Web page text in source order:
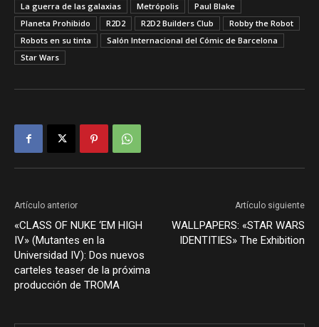
La guerra de las galaxias
Metrópolis
Paul Blake
Planeta Prohibido
R2D2 R2D2 Builders Club
Robby the Robot
Robots en su tinta
Salón Internacional del Cómic de Barcelona
Star Wars
Artículo anterior
«CLASS OF NUKE ‘EM HIGH
IV» (Mutantes en la
Universidad IV): Dos nuevos
carteles teaser de la próxima
producción de TROMA
Artículo siguiente
WALLPAPERS: «STAR WARS
IDENTITIES» The Exhibition